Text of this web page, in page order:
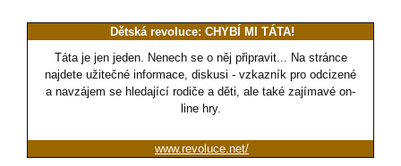
Dětská revoluce: CHYBÍ MI TÁTA!
Táta je jen jeden. Nenech se o něj připravit... Na stránce
najdete užitečné informace, diskusi - vzkazník pro odcizené
a navzájem se hledající rodiče a děti, ale také zajímavé on-
line hry.
www.revoluce.net/